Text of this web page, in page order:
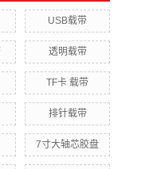
USB载带
透明载带
TF卡 载带
排针载带
7寸大轴芯胶盘